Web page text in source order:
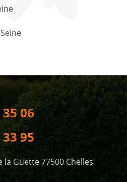
06
95
la Guette 77500 Chelles